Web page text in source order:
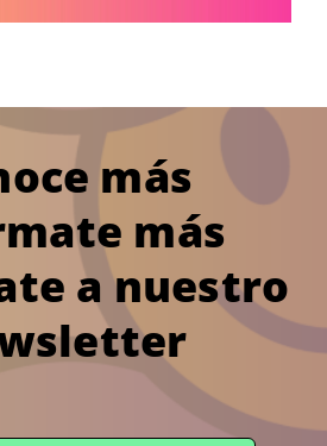
más
más
a nuestro